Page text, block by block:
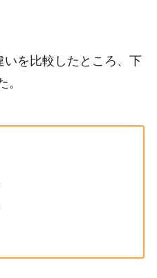
を比較したところ、下
。